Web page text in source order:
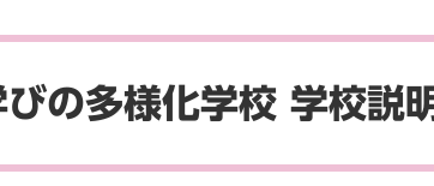
の多様化学校 学校説